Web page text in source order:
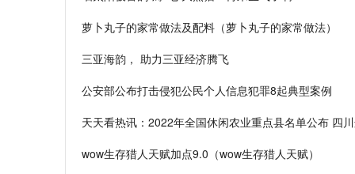
萝卜丸子的家常做法及配料（萝卜丸子的家常做法）
三亚海韵， 助力三亚经济腾飞
公安部公布打击侵犯公民个人信息犯罪8起典型案例
天天看热讯：2022年全国休闲农业重点县名单公布 四
wow生存猎人天赋加点9.0（wow生存猎人天赋）